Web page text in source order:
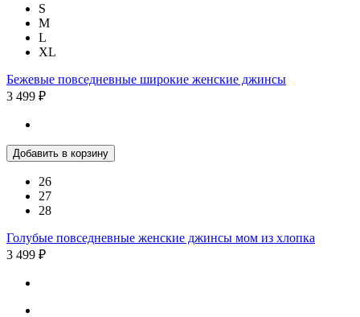
S
M
L
XL
Бежевые повседневные широкие женские джинсы
3 499 ₽
Добавить в корзину
26
27
28
Голубые повседневные женские джинсы мом из хлопка
3 499 ₽